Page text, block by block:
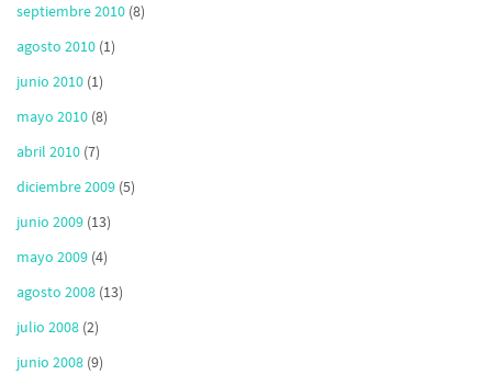
septiembre 2010 (8)
agosto 2010 (1)
junio 2010 (1)
mayo 2010 (8)
abril 2010 (7)
diciembre 2009 (5)
junio 2009 (13)
mayo 2009 (4)
agosto 2008 (13)
julio 2008 (2)
junio 2008 (9)